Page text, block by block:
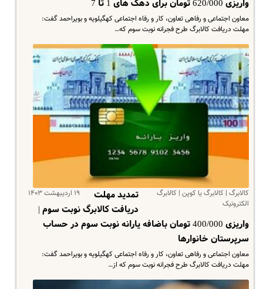
واریزی 620/000 تومان برای دهک های 1 تا 7
معاون اجتماعی و رفاهی تعاون، کار و رفاه اجتماعی کهگیلویه و بویراحمد گفت:
مهلت دریافت کالابرگ طرح فجرانه نوبت سوم که…
کالابرگ | کالابرگ یا کوپن | کالابرگ
الکترونیک
۱۹ اردیبهشت ۱۴۰۳
تمدید مهلت
دریافت کالابرگ نوبت سوم |
واریزی 400/000 تومان باضافه یارانه نوبت سوم در حساب
سرپرستان خانوارها
معاون اجتماعی و رفاهی تعاون، کار و رفاه اجتماعی کهگیلویه و بویراحمد گفت:
مهلت دریافت کالابرگ طرح فجرانه نوبت سوم که از…